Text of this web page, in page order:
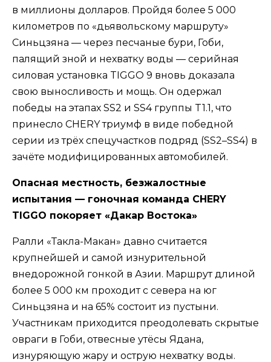
в миллионы долларов. Пройдя более 5 000
километров по «дьявольскому маршруту»
Синьцзяна — через песчаные бури, Гоби,
палящий зной и нехватку воды — серийная
силовая установка TIGGO 9 вновь доказала
свою выносливость и мощь. Он одержал
победы на этапах SS2 и SS4 группы T1.1, что
принесло CHERY триумф в виде победной
серии из трёх спецучастков подряд (SS2–SS4) в
зачёте модифицированных автомобилей.
Опасная местность, безжалостные
испытания — гоночная команда CHERY
TIGGO покоряет «Дакар Востока»
Ралли «Такла-Макан» давно считается
крупнейшей и самой изнурительной
внедорожной гонкой в Азии. Маршрут длиной
более 5 000 км проходит с севера на юг
Синьцзяна и на 65% состоит из пустыни.
Участникам приходится преодолевать скрытые
овраги в Гоби, отвесные утёсы Ядана,
изнуряющую жару и острую нехватку воды.